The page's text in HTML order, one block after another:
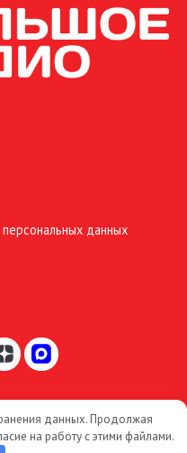
данных
данных. Продолжая
на работу с этими файлами.